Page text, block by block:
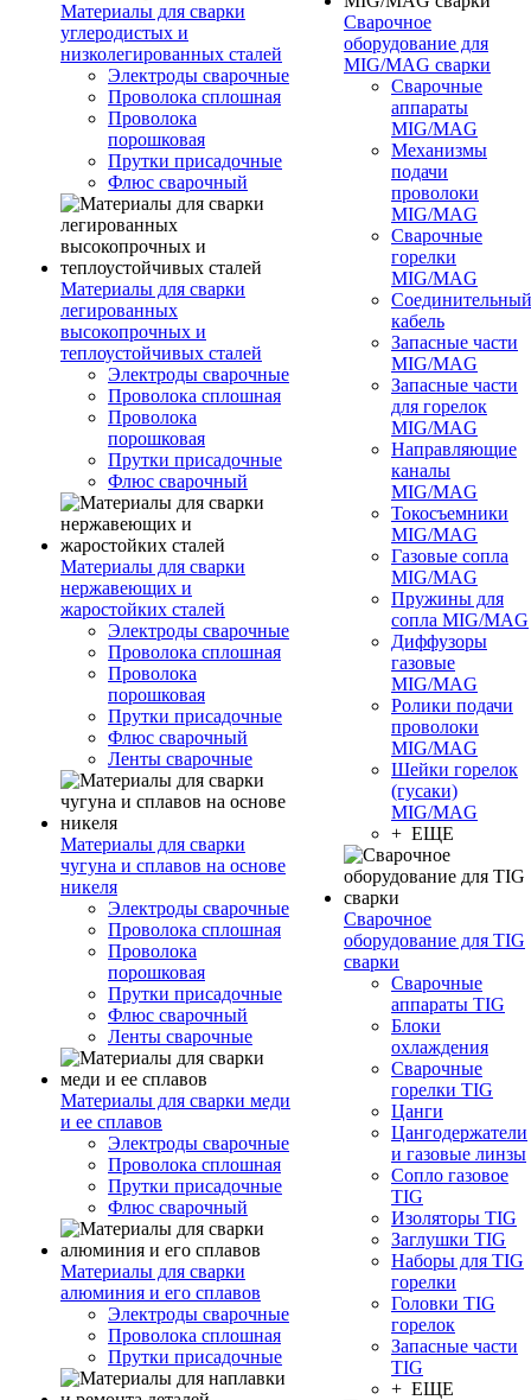
Материалы для сварки
углеродистых и
низколегированных сталей
Электроды сварочные
Проволока сплошная
Проволока
порошковая
Прутки присадочные
Флюс сварочный
Материалы для сварки
легированных
высокопрочных и
теплоустойчивых сталей
Электроды сварочные
Проволока сплошная
Проволока
порошковая
Прутки присадочные
Флюс сварочный
Материалы для сварки
нержавеющих и
жаростойких сталей
Электроды сварочные
Проволока сплошная
Проволока
порошковая
Прутки присадочные
Флюс сварочный
Ленты сварочные
Материалы для сварки
чугуна и сплавов на основе
никеля
Электроды сварочные
Проволока сплошная
Проволока
порошковая
Прутки присадочные
Флюс сварочный
Ленты сварочные
Материалы для сварки меди
и ее сплавов
Электроды сварочные
Проволока сплошная
Прутки присадочные
Флюс сварочный
Материалы для сварки
алюминия и его сплавов
Электроды сварочные
Проволока сплошная
Прутки присадочные
Сварочное
оборудование для
MIG/MAG сварки
Сварочные
аппараты
MIG/MAG
Механизмы
подачи
проволоки
MIG/MAG
Сварочные
горелки
MIG/MAG
Соединительный
кабель
Запасные части
MIG/MAG
Запасные части
для горелок
MIG/MAG
Направляющие
каналы
MIG/MAG
Токосъемники
MIG/MAG
Газовые сопла
MIG/MAG
Пружины для
сопла MIG/MAG
Диффузоры
газовые
MIG/MAG
Ролики подачи
проволоки
MIG/MAG
Шейки горелок
(гусаки)
MIG/MAG
+ ЕЩЕ
Сварочное
оборудование для TIG
сварки
Сварочные
аппараты TIG
Блоки
охлаждения
Сварочные
горелки TIG
Цанги
Цангодержатели
и газовые линзы
Сопло газовое
TIG
Изоляторы TIG
Заглушки TIG
Наборы для TIG
горелки
Головки TIG
горелок
Запасные части
TIG
+ ЕЩЕ